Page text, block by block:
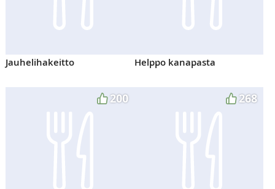
Jauhelihakeitto Helppo kanapasta
200 268